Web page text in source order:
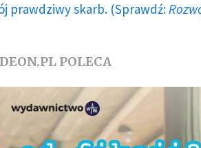
prawdziwy skarb. (Sprawdź:
DEON.PL POLECA